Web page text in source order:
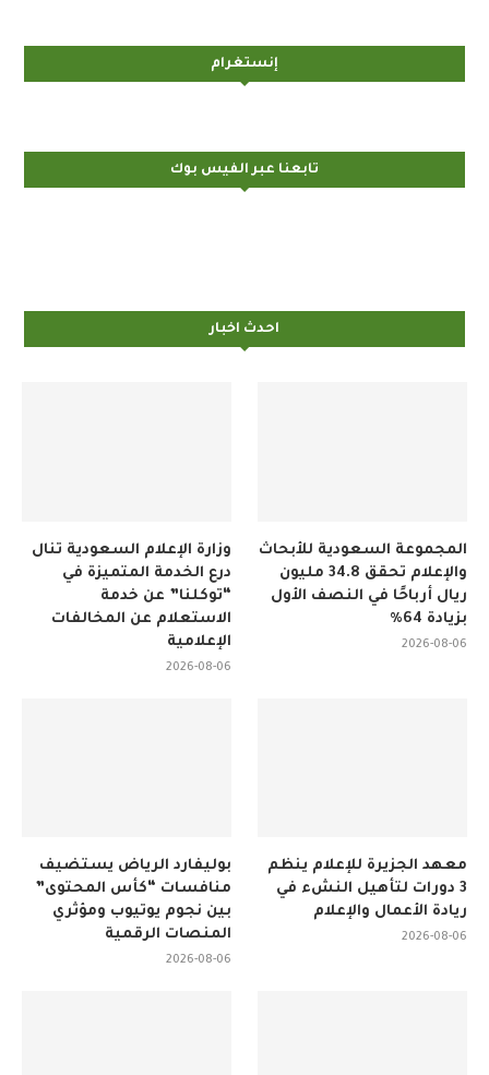
إنستغرام
تابعنا عبر الفيس بوك
احدث اخبار
وزارة الإعلام السعودية تنال
درع الخدمة المتميزة في
“توكلنا” عن خدمة
الاستعلام عن المخالفات
الإعلامية
2026-08-06
المجموعة السعودية للأبحاث
والإعلام تحقق 34.8 مليون
ريال أرباحًا في النصف الأول
بزيادة 64%
2026-08-06
بوليفارد الرياض يستضيف
منافسات “كأس المحتوى”
بين نجوم يوتيوب ومؤثري
المنصات الرقمية
2026-08-06
معهد الجزيرة للإعلام ينظم
3 دورات لتأهيل النشء في
ريادة الأعمال والإعلام
2026-08-06